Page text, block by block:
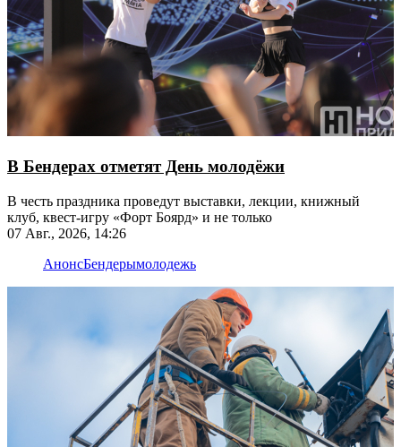
В Бендерах отметят День молодёжи
В честь праздника проведут выставки, лекции, книжный
клуб, квест-игру «Форт Боярд» и не только
07 Авг., 2026, 14:26
АнонсБендерымолодежь